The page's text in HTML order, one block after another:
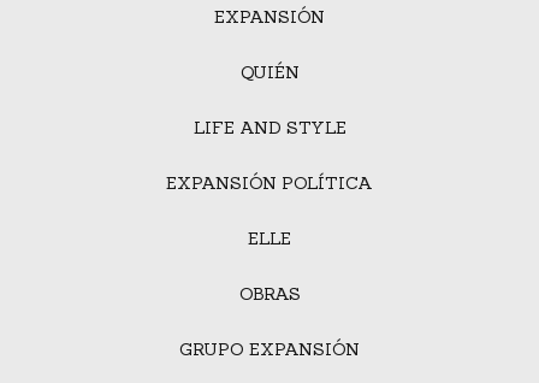
EXPANSIÓN
QUIÉN
LIFE AND STYLE
EXPANSIÓN POLÍTICA
ELLE
OBRAS
GRUPO EXPANSIÓN